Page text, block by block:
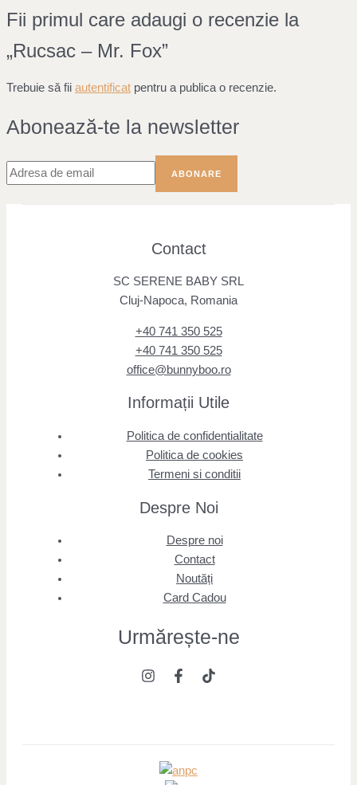
Fii primul care adaugi o recenzie la
„Rucsac – Mr. Fox”
Trebuie să fii autentificat pentru a publica o recenzie.
Abonează-te la newsletter
Contact
SC SERENE BABY SRL
Cluj-Napoca, Romania
+40 741 350 525
+40 741 350 525
office@bunnyboo.ro
Informații Utile
Politica de confidentialitate
Politica de cookies
Termeni si conditii
Despre Noi
Despre noi
Contact
Noutăți
Card Cadou
Urmărește-ne